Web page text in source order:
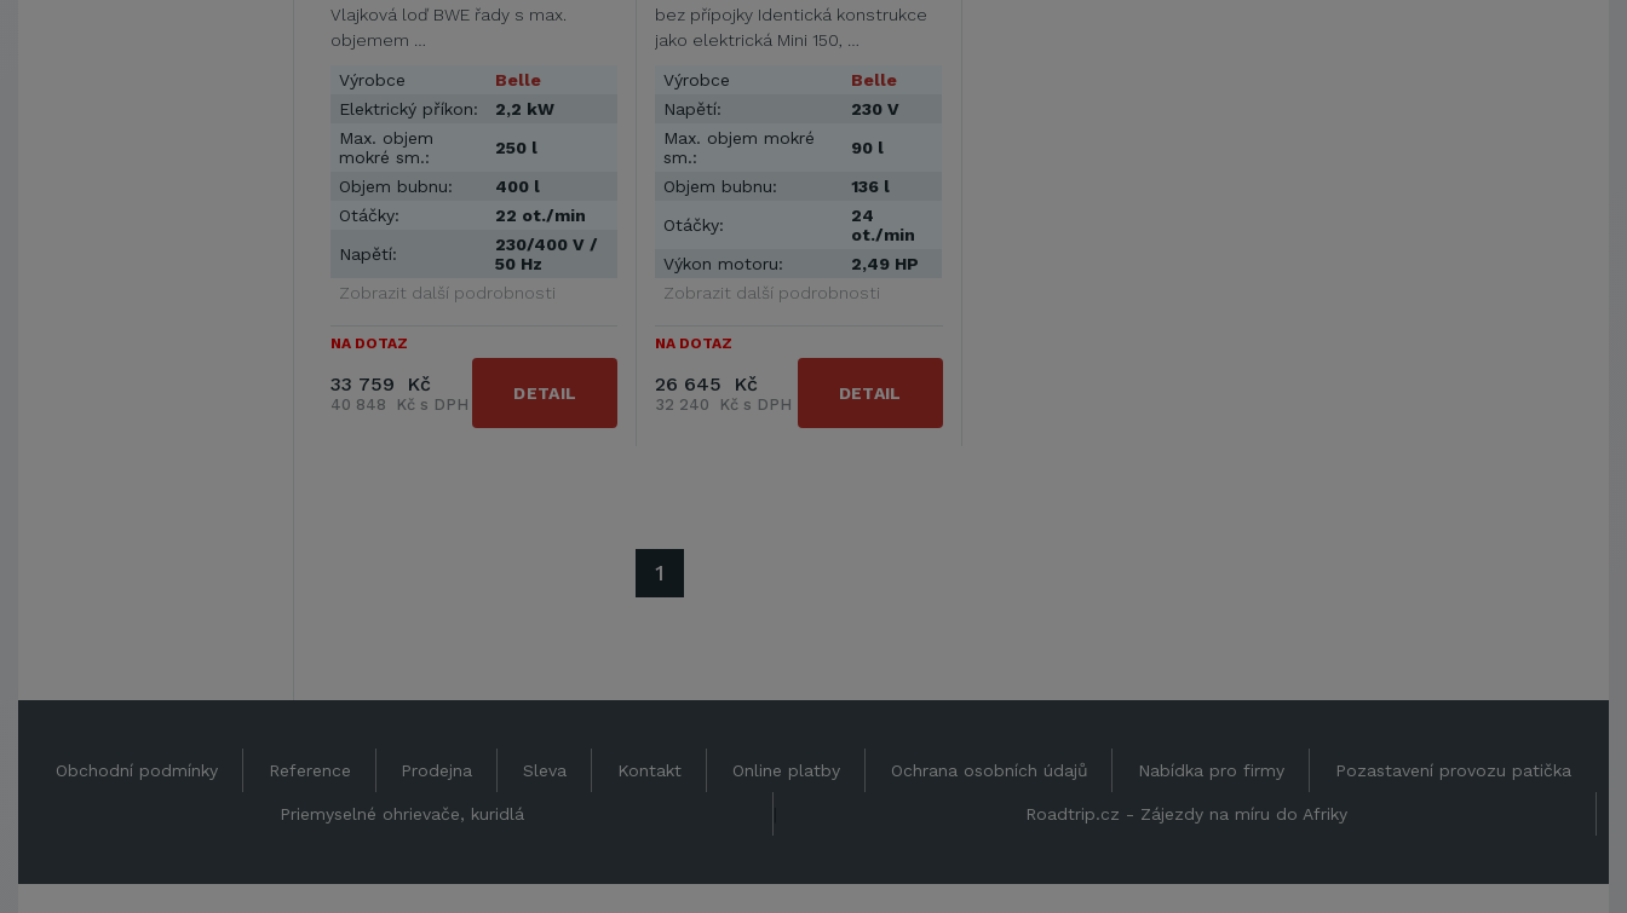
Vlajková loď BWE řady s max.
objemem …
Výrobce
Belle
Elektrický příkon:
2,2 kW
Max. objem
mokré sm.:
250 l
Objem bubnu:
400 l
Otáčky:
22 ot./min
Napětí:
230/400 V /
50 Hz
Zobrazit další podrobnosti
NA DOTAZ
33 759 Kč
40 848 Kč s DPH
DETAIL
bez přípojky Identická konstrukce
jako elektrická Mini 150, …
Výrobce
Belle
Napětí:
230 V
Max. objem mokré
sm.:
90 l
Objem bubnu:
136 l
Otáčky:
24
ot./min
Výkon motoru:
2,49 HP
Zobrazit další podrobnosti
NA DOTAZ
26 645 Kč
32 240 Kč s DPH
DETAIL
1
Obchodní podmínky Reference Prodejna Sleva Kontakt Online platby Ochrana osobních údajů Nabídka pro firmy Pozastavení provozu patička
Priemyselné ohrievače, kuridlá Roadtrip.cz - Zájezdy na míru do Afriky